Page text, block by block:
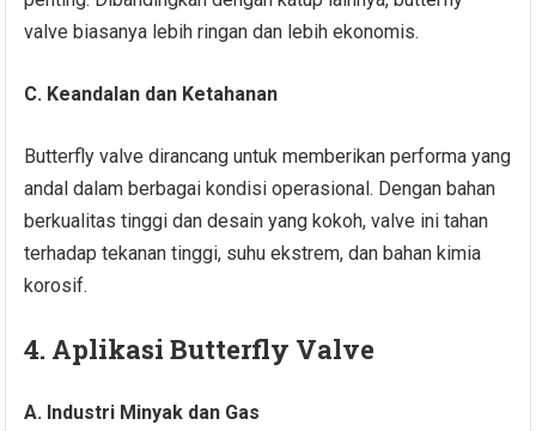
valve biasanya lebih ringan dan lebih ekonomis.
C. Keandalan dan Ketahanan
Butterfly valve dirancang untuk memberikan performa yang
andal dalam berbagai kondisi operasional. Dengan bahan
berkualitas tinggi dan desain yang kokoh, valve ini tahan
terhadap tekanan tinggi, suhu ekstrem, dan bahan kimia
korosif.
4. Aplikasi Butterfly Valve
A. Industri Minyak dan Gas